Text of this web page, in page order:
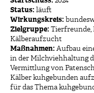
Status: läuft
Wirkungskreis:
Zielgruppe: Tierfreunde,
Kälberaufzucht
Maßnahmen: Aufbau
in der Milchviehhaltung
Vermittlung von
Kälber kuhgebunden
für das Thema